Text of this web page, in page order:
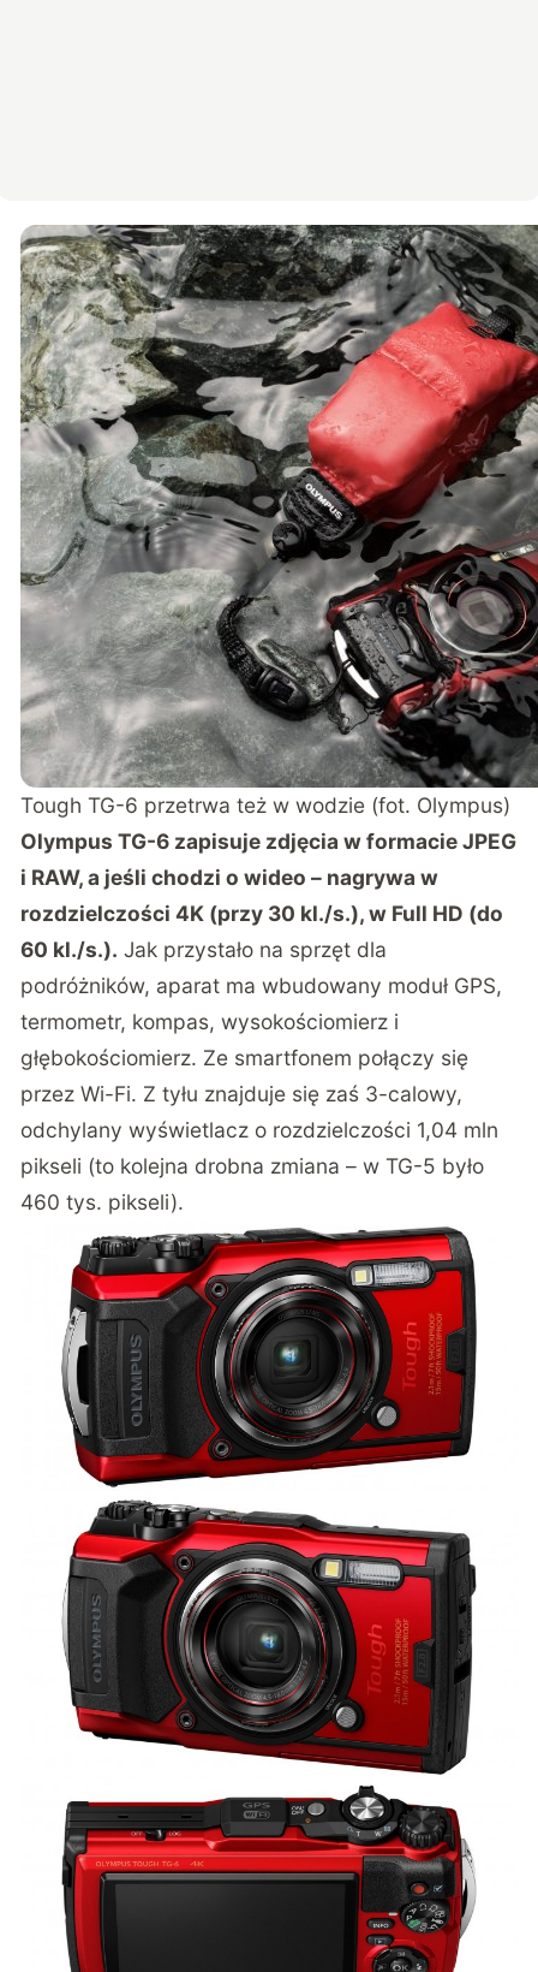
Tough TG-6 przetrwa też w wodzie (fot. Olympus)
Olympus TG-6 zapisuje zdjęcia w formacie JPEG
i RAW, a jeśli chodzi o wideo – nagrywa w
rozdzielczości 4K (przy 30 kl./s.), w Full HD (do
60 kl./s.). Jak przystało na sprzęt dla
podróżników, aparat ma wbudowany moduł GPS,
termometr, kompas, wysokościomierz i
głębokościomierz. Ze smartfonem połączy się
przez Wi-Fi. Z tyłu znajduje się zaś 3-calowy,
odchylany wyświetlacz o rozdzielczości 1,04 mln
pikseli (to kolejna drobna zmiana – w TG-5 było
460 tys. pikseli).